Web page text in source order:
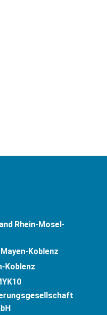
Rhein-Mosel-
Koblenz
Koblenz